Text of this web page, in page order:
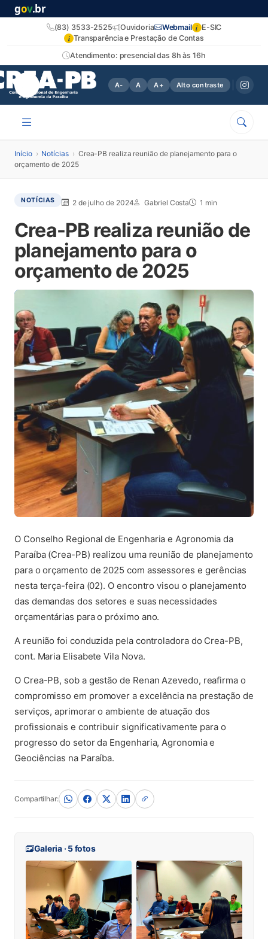
gov.br
Atendimento: presencial das 8h às 16h
(83) 3533-2525 Ouvidoria Webmail i E-SIC
i Transparência e Prestação de Contas
A- A A+ Alto contraste
Início › Notícias › Crea-PB realiza reunião de planejamento para o
orçamento de 2025
NOTÍCIAS 2 de julho de 2024 Gabriel Costa 1 min
Crea-PB realiza reunião de
planejamento para o
orçamento de 2025
O Conselho Regional de Engenharia e Agronomia da
Paraíba (Crea-PB) realizou uma reunião de planejamento
para o orçamento de 2025 com assessores e gerências
nesta terça-feira (02). O encontro visou o planejamento
das demandas dos setores e suas necessidades
orçamentárias para o próximo ano.
A reunião foi conduzida pela controladora do Crea-PB,
cont. Maria Elisabete Vila Nova.
O Crea-PB, sob a gestão de Renan Azevedo, reafirma o
compromisso em promover a excelência na prestação de
serviços, aprimorar o ambiente de atuação dos
profissionais e contribuir significativamente para o
progresso do setor da Engenharia, Agronomia e
Geociências na Paraíba.
Compartilhar:
Galeria · 5 fotos